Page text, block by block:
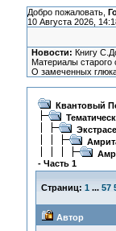
Добро пожаловать,
10 Августа 2026,
Новости: Книгу
Материалы
О замеченных
Квантовый
- Часть 1
Страниц: 1 ... 57
Автор